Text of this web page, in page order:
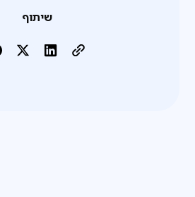
שיתוף